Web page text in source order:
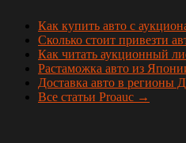
Как купить авто с
Сколько стоит привезти
Как читать аукционный
Растаможка авто из
Доставка авто в регионы
Все статьи Proauc →